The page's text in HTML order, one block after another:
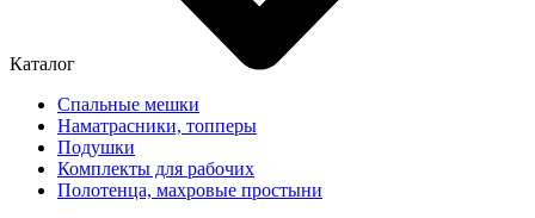
Каталог
Спальные мешки
Наматрасники, топперы
Подушки
Комплекты для рабочих
Полотенца, махровые простыни